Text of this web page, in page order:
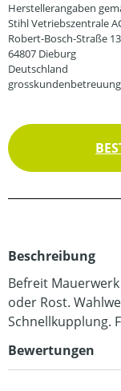
Herstellerangaben
Stihl Vetriebszentrale
Robert-Bosch-Straße 13
64807 Dieburg
Deutschland
Beschreibung
Befreit
oder Rost.
Schnellkupplung.
Bewertungen